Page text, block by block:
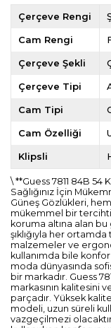
Çerçeve Rengi
Cam Rengi
Çerçeve Şekli
Çerçeve Tipi
Cam Tipi
Cam Özelliği
Klipsli
\ **Guess 7811 84B 54
Sağlığınız İçin
Güneş Gözlükleri,
mükemmel bir tercihtir.
koruma altına alan
şıklığıyla her ortamda
malzemeler ve
kullanımda bile konfor
moda dünyasında
bir markadır. Guess
markasının kalitesini
parçadır. Yüksek
modeli, uzun süreli
vazgeçilmezi